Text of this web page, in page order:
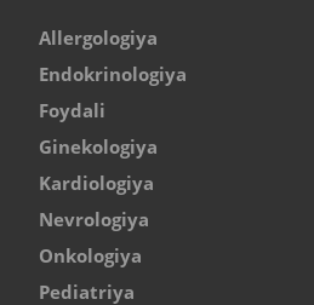
Allergologiya
Endokrinologiya
Foydali
Ginekologiya
Kardiologiya
Nevrologiya
Onkologiya
Pediatriya